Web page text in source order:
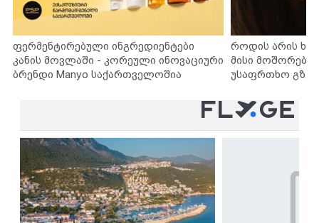
ფერმენტირებული ინგრედიენტები
კანის მოვლაში - კორეული ინოვაციური
ბრენდი Manyo საქართველოშია
როდის არის
მისი
უსაფრთხო